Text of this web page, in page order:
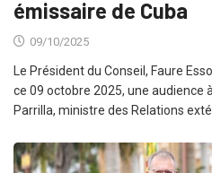
émissaire de Cuba
09/10/2025
Le Président du Conseil, Faure
ce 09 octobre 2025, une audience
Parrilla, ministre des Relations exté